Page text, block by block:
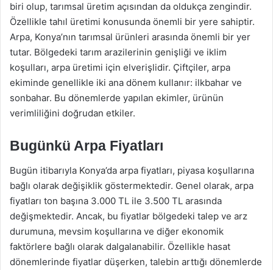
biri olup, tarımsal üretim açısından da oldukça zengindir.
Özellikle tahıl üretimi konusunda önemli bir yere sahiptir.
Arpa, Konya’nın tarımsal ürünleri arasında önemli bir yer
tutar. Bölgedeki tarım arazilerinin genişliği ve iklim
koşulları, arpa üretimi için elverişlidir. Çiftçiler, arpa
ekiminde genellikle iki ana dönem kullanır: ilkbahar ve
sonbahar. Bu dönemlerde yapılan ekimler, ürünün
verimliliğini doğrudan etkiler.
Bugünkü Arpa Fiyatları
Bugün itibarıyla Konya’da arpa fiyatları, piyasa koşullarına
bağlı olarak değişiklik göstermektedir. Genel olarak, arpa
fiyatları ton başına 3.000 TL ile 3.500 TL arasında
değişmektedir. Ancak, bu fiyatlar bölgedeki talep ve arz
durumuna, mevsim koşullarına ve diğer ekonomik
faktörlere bağlı olarak dalgalanabilir. Özellikle hasat
dönemlerinde fiyatlar düşerken, talebin arttığı dönemlerde